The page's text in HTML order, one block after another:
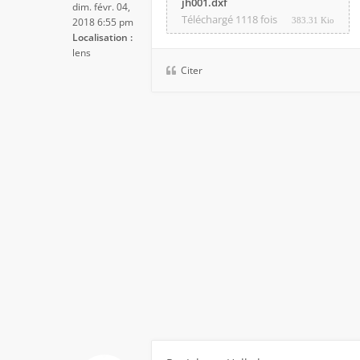
dim. févr. 04,
2018 6:55 pm
Localisation :
lens
Téléchargé 1118 fois
383.31 Kio
Citer